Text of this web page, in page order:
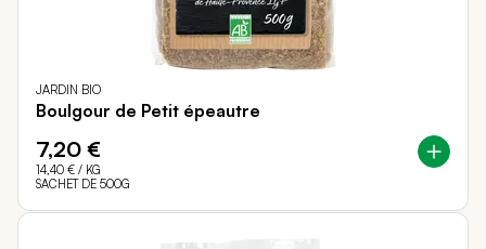
JARDIN BIO
Boulgour de Petit épeautre
7,20 €
14,40 € / KG
SACHET DE 500G